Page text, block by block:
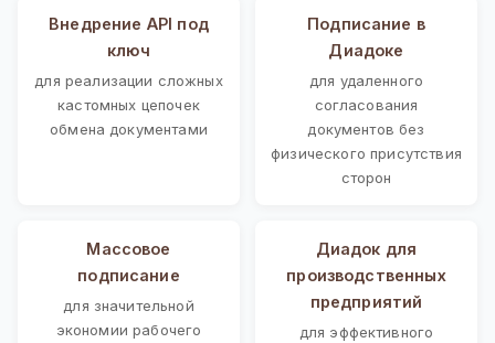
Внедрение API под
ключ
для реализации сложных
кастомных цепочек
обмена документами
Подписание в
Диадоке
для удаленного
согласования
документов без
физического присутствия
сторон
Массовое
подписание
для значительной
экономии рабочего
Диадок для
производственных
предприятий
для эффективного